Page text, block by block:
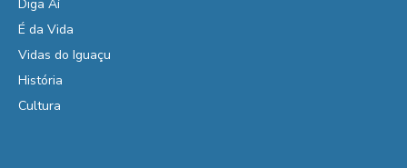
Diga Aí
É da Vida
Vidas do Iguaçu
História
Cultura